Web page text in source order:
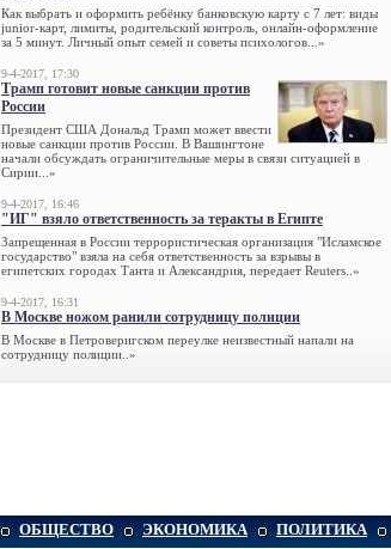
Как выбрать и оформить ребёнку банковскую карту с 7 лет: виды
junior-карт, лимиты, родительский контроль, онлайн-оформление
за 5 минут. Личный опыт семей и советы психологов...»
9-4-2017, 17:30
Трамп готовит новые санкции против
России
Президент США Дональд Трамп может ввести
новые санкции против России. В Вашингтоне
начали обсуждать ограничительные меры в связи ситуацией в
Сирии...»
9-4-2017, 16:46
"ИГ" взяло ответственность за теракты в Египте
Запрещенная в России террористическая организация "Исламское
государство" взяла на себя ответственность за взрывы в
египетских городах Танта и Александрия, передает Reuters..»
9-4-2017, 16:31
В Москве ножом ранили сотрудницу полиции
В Москве в Петроверигском переулке неизвестный напали на
сотрудницу полиции..»
ОБЩЕСТВО ЭКОНОМИКА ПОЛИТИКА